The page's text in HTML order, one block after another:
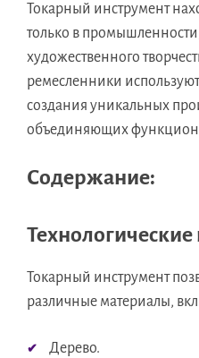
Токарный инструмент
только в
художественного
ремесленники
создания уникальных
объединяющих
Содержание:
Токарный инструмент
различные материалы,
Дерево.